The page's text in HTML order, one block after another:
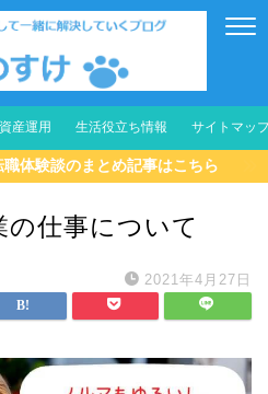
資産運用 生活役立ち情報 サイトマッ
体験談のまとめ記事はこちら
仕事について
2021年4月27日